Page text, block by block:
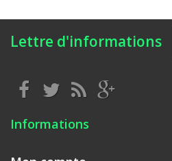
Lettre d'informations
Informations